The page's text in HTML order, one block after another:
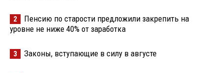
2
Пенсию по старости предложили закрепить на
уровне не ниже 40% от заработка
3 Законы, вступающие в силу в августе